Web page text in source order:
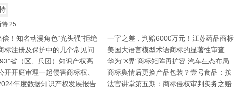
特 25
！知名动漫角色“光头强”拒绝
一字之差，判赔6000万元！江苏药品商标
侵权领
标注册及保护中的几个常见问
美国大语言模型术语商标的显著性审查
省（区、兵团）知识产权高
华为"X界"商标矩阵再扩容 汽车生态布局
步
开开庭审理一起侵害商标权、
商标舆情后更换产品包装？壹号食品：按
国家
年度数据知识产权发展报告
法官讲堂第五期：商标侵权审判实务之赔